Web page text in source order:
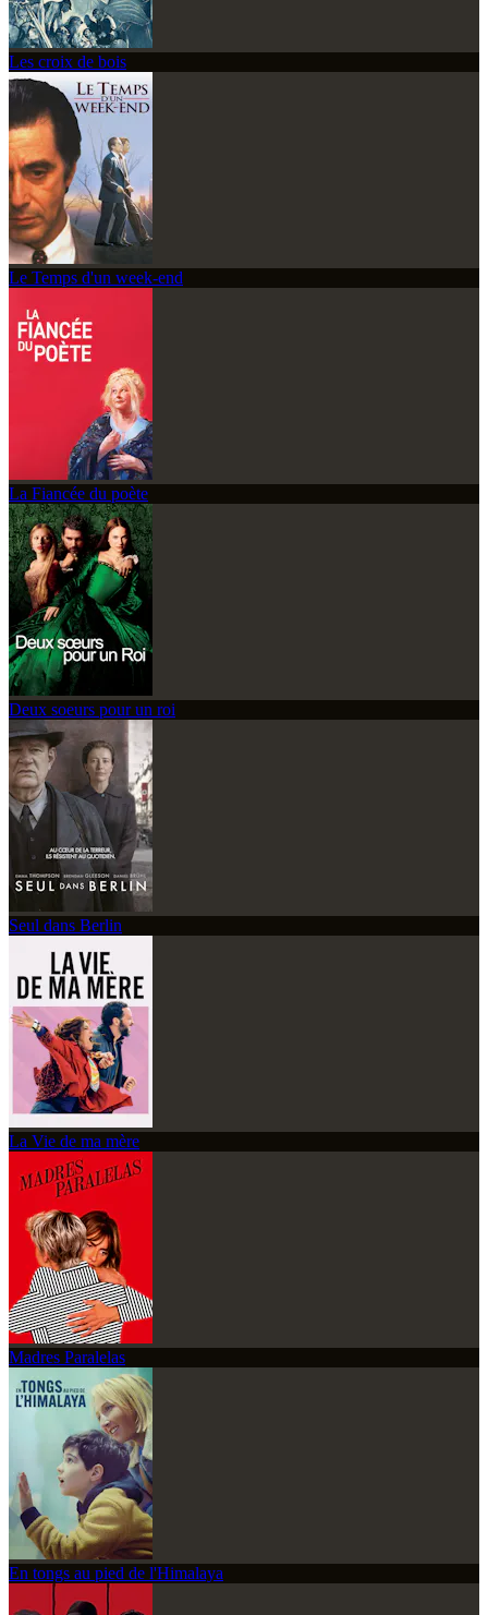
Les croix de bois
Le Temps d'un week-end
La Fiancée du poète
Deux soeurs pour un roi
Seul dans Berlin
La Vie de ma mère
Madres Paralelas
En tongs au pied de l'Himalaya